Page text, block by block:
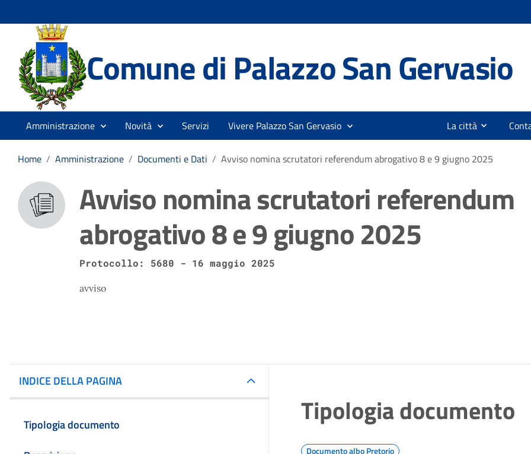
Comune di Palazzo San Gervasio
Amministrazione Novità Servizi Vivere Palazzo San Gervasio La città
Home / Amministrazione / Documenti e Dati / Avviso nomina scrutatori referendum abrogativo 8 e 9 giugno 2025
Avviso nomina scrutatori referendum
abrogativo 8 e 9 giugno 2025
Protocollo: 5680 - 16 maggio 2025
avviso
INDICE DELLA PAGINA
Tipologia documento
Tipologia documento
Documento albo Pretorio